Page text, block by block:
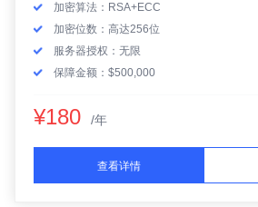
加密算法：RSA+ECC
加密位数：高达256位
服务器授权：无限
保障金额：$500,000
¥180 /年
查看详情